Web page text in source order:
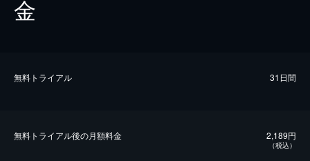
金
無料トライアル 31日間
無料トライアル後の⽉額料金 2,189円
（税込）